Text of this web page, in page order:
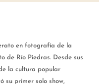
en fotografía de la
de Río Piedras. Desde sus
la cultura popular
su primer solo show,